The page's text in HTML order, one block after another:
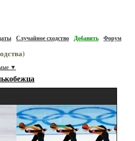
Случайное сходство Добавить Форум
▼